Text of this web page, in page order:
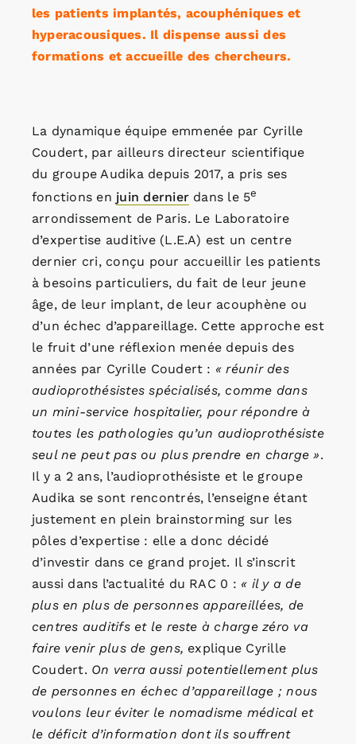
les patients implantés, acouphéniques et
hyperacousiques. Il dispense aussi des
formations et accueille des chercheurs.
La dynamique équipe emmenée par Cyrille
Coudert, par ailleurs directeur scientifique
du groupe Audika depuis 2017, a pris ses
fonctions en juin dernier dans le 5e
arrondissement de Paris. Le Laboratoire
d’expertise auditive (L.E.A) est un centre
dernier cri, conçu pour accueillir les patients
à besoins particuliers, du fait de leur jeune
âge, de leur implant, de leur acouphène ou
d’un échec d’appareillage. Cette approche est
le fruit d’une réflexion menée depuis des
années par Cyrille Coudert : « réunir des
audioprothésistes spécialisés, comme dans
un mini-service hospitalier, pour répondre à
toutes les pathologies qu’un audioprothésiste
seul ne peut pas ou plus prendre en charge ».
Il y a 2 ans, l’audioprothésiste et le groupe
Audika se sont rencontrés, l’enseigne étant
justement en plein brainstorming sur les
pôles d’expertise : elle a donc décidé
d’investir dans ce grand projet. Il s’inscrit
aussi dans l’actualité du RAC 0 : « il y a de
plus en plus de personnes appareillées, de
centres auditifs et le reste à charge zéro va
faire venir plus de gens, explique Cyrille
Coudert. On verra aussi potentiellement plus
de personnes en échec d’appareillage ; nous
voulons leur éviter le nomadisme médical et
le déficit d’information dont ils souffrent